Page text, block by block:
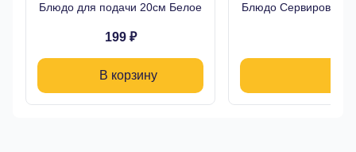
Блюдо для подачи 20см Белое
199 ₽
В корзину
Блюдо